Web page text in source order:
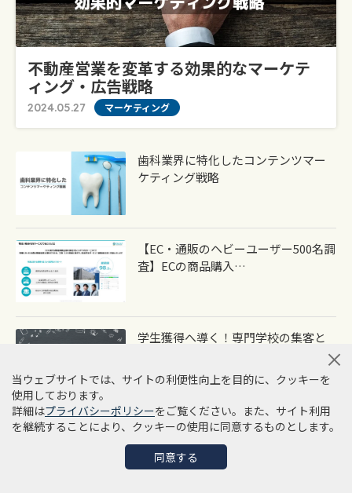
不動産営業を変革する効果的なマーケテ
ィング・広告戦略
2024.05.27 マーケティング
歯科業界に特化したコンテンツマー
ケティング戦略
【EC・通販のヘビーユーザー500名調
査】ECの商品購入…
学生獲得へ導く！専門学校の集客と
2024年6月、syncAD編集部が選ぶピ
ックアップニュース…
当ウェブサイトでは、サイトの利便性向上を目的に、クッキーを
使用しております。
詳細はプライバシーポリシーをご覧ください。また、サイト利用
を継続することにより、クッキーの使用に同意するものとします。
同意する